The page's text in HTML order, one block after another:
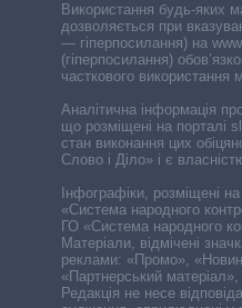
Використання будь-яких
дозволяється при
— гіперпосилання) на
(гіперпосилання)
часткового використання
Аналітична інформація про
що розміщені на порталі
стан виконання цих
Слово і Діло» і є
Інфографіки, розміщені
«Система народного
ГО «Система народного
Матеріали, відмічені
реклами: «Промо»,
«Партнерський
Редакція не несе